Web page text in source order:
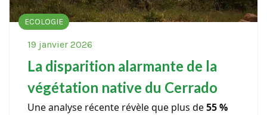
ECOLOGIE
19 janvier 2026
La disparition alarmante de la
végétation native du Cerrado
Une analyse récente révèle que plus de55 %